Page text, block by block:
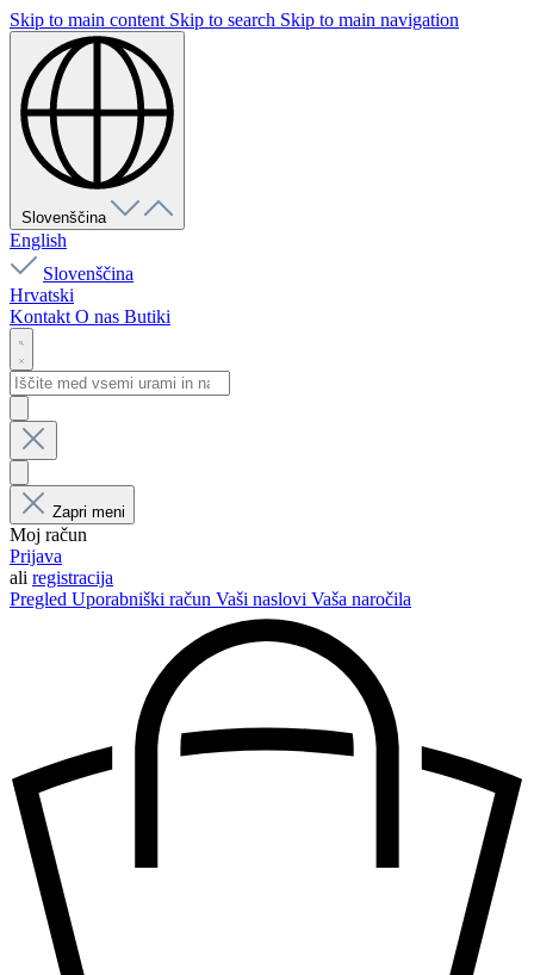
Skip to main content Skip to search Skip to main navigation
Slovenščina
English
Slovenščina
Hrvatski
Kontakt O nas Butiki
Zapri meni
Moj račun
Prijava
ali registracija
Pregled Uporabniški račun Vaši naslovi Vaša naročila